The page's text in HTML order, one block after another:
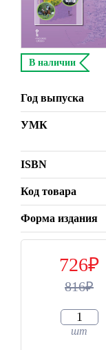
В наличии
Год выпуска
УМК
ISBN
Код товара
Форма издания
726
816
шт